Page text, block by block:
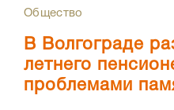
Общество
В Волгограде
летнего
проблемами